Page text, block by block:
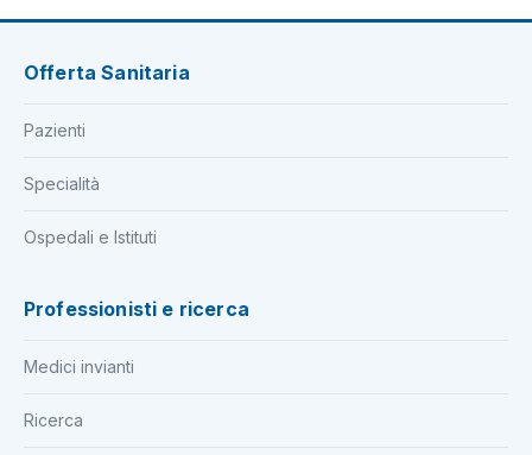
Offerta Sanitaria
Pazienti
Specialità
Ospedali e Istituti
Professionisti e ricerca
Medici invianti
Ricerca